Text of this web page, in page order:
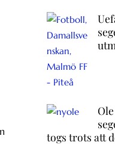
togs trots att